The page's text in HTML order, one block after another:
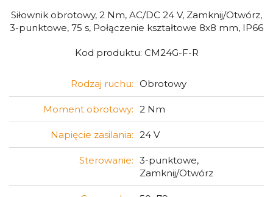
Siłownik obrotowy, 2 Nm, AC/DC 24 V, Zamknij/Otwórz,
3-punktowe, 75 s, Połączenie kształtowe 8x8 mm, IP66
Kod produktu: CM24G-F-R
Rodzaj ruchu: Obrotowy
Moment obrotowy: 2 Nm
Napięcie zasilania: 24 V
Sterowanie: 3-punktowe,
Zamknij/Otwórz